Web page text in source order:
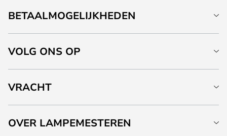
BETAALMOGELIJKHEDEN
VOLG ONS OP
VRACHT
OVER LAMPEMESTEREN